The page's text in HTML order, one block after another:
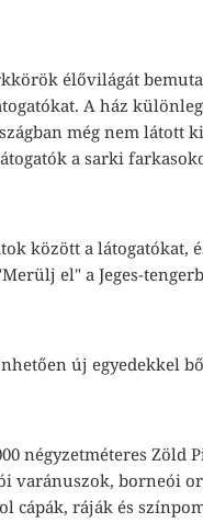
élővilágát
A ház
még nem látott
a sarki
között a látogatókat,
el" a Jeges-
új egyedekkel
négyzetméteres Zöld
varánuszok, borneói
ráják és